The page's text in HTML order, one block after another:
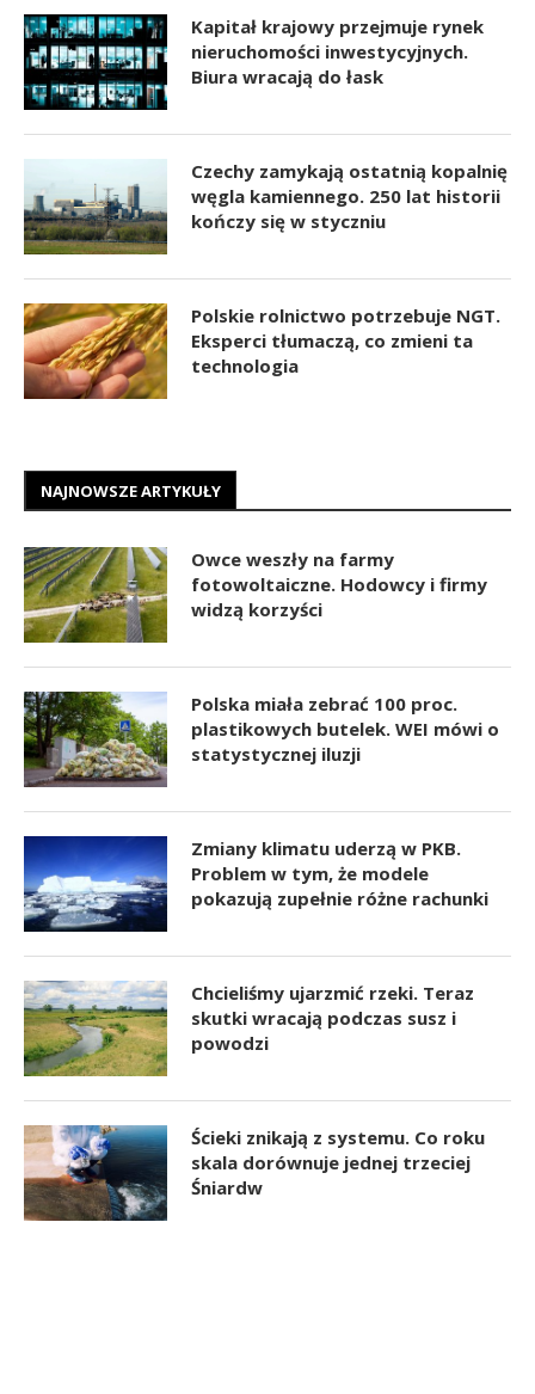
Kapitał krajowy przejmuje rynek
nieruchomości inwestycyjnych.
Biura wracają do łask
Czechy zamykają ostatnią kopalnię
węgla kamiennego. 250 lat historii
kończy się w styczniu
Polskie rolnictwo potrzebuje NGT.
Eksperci tłumaczą, co zmieni ta
technologia
NAJNOWSZE ARTYKUŁY
Owce weszły na farmy
fotowoltaiczne. Hodowcy i firmy
widzą korzyści
Polska miała zebrać 100 proc.
plastikowych butelek. WEI mówi o
statystycznej iluzji
Zmiany klimatu uderzą w PKB.
Problem w tym, że modele
pokazują zupełnie różne rachunki
Chcieliśmy ujarzmić rzeki. Teraz
skutki wracają podczas susz i
powodzi
Ścieki znikają z systemu. Co roku
skala dorównuje jednej trzeciej
Śniardw